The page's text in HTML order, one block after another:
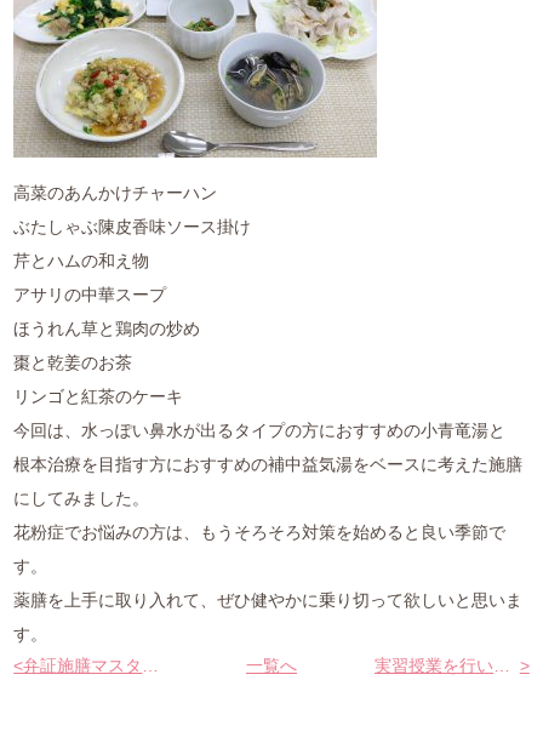
薬膳コラム(miyaka)
ブログ
オンラインショップ
高菜のあんかけチャーハン
ぶたしゃぶ陳皮香味ソース掛け
芹とハムの和え物
アサリの中華スープ
ほうれん草と鶏肉の炒め
棗と乾姜のお茶
リンゴと紅茶のケーキ
今回は、水っぽい鼻水が出るタイプの方におすすめの小青竜湯と
根本治療を目指す方におすすめの補中益気湯をベースに考えた施膳
にしてみました。
花粉症でお悩みの方は、もうそろそろ対策を始めると良い季節で
す。
薬膳を上手に取り入れて、ぜひ健やかに乗り切って欲しいと思いま
す。
<
一覧へ >